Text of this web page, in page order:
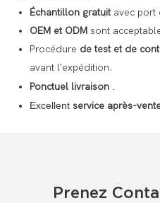
Échantillon gratuitavec port
OEM et ODMsont
Procédure de test et de
avant l'expédition.
Ponctuel livraison
Excellent service après-
Prenez